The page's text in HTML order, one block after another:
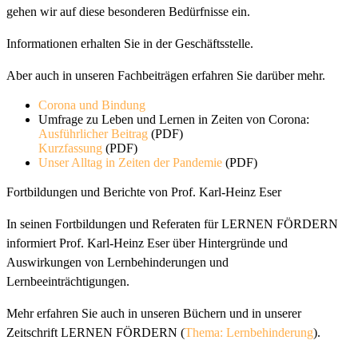
gehen wir auf diese besonderen Bedürfnisse ein.
Informationen erhalten Sie in der Geschäftsstelle.
Aber auch in unseren Fachbeiträgen erfahren Sie darüber mehr.
Corona und Bindung
Umfrage zu Leben und Lernen in Zeiten von Corona:
Ausführlicher Beitrag (PDF)
Kurzfassung (PDF)
Unser Alltag in Zeiten der Pandemie (PDF)
Fortbildungen und Berichte von Prof. Karl-Heinz Eser
In seinen Fortbildungen und Referaten für LERNEN FÖRDERN
informiert Prof. Karl-Heinz Eser über Hintergründe und
Auswirkungen von Lernbehinderungen und
Lernbeeinträchtigungen.
Mehr erfahren Sie auch in unseren Büchern und in unserer
Zeitschrift LERNEN FÖRDERN (Thema: Lernbehinderung).